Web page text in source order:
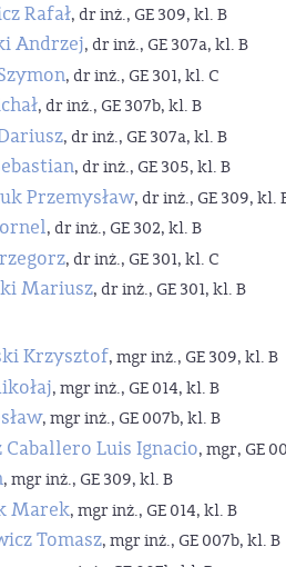
Rafał, dr inż., GE 309, kl. B
Andrzej, dr inż., GE 307a, kl. B
, dr inż., GE 301, kl. C
, dr inż., GE 307b, kl. B
, dr inż., GE 307a, kl. B
, dr inż., GE 305, kl. B
Przemysław, dr inż., GE 309, kl.
, dr inż., GE 302, kl. B
, dr inż., GE 301, kl. C
Mariusz, dr inż., GE 301, kl. B
Krzysztof, mgr inż., GE 309, kl. B
, mgr inż., GE 014, kl. B
, mgr inż., GE 007b, kl. B
Luis Ignacio, mgr, GE
, mgr inż., GE 309, kl. B
Marek, mgr inż., GE 014, kl. B
Tomasz, mgr inż., GE 007b, kl. B